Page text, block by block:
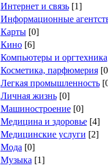
Интернет и связь[1]
Информационные
Карты[0]
Кино[6]
Компьютеры и оргтехника
Косметика, парфюмерия
Легкая промышленность
Личная жизнь[0]
Машиностроение[0]
Медицина и здоровье[4]
Медицинские услуги [2]
Мода [0]
Музыка [1]